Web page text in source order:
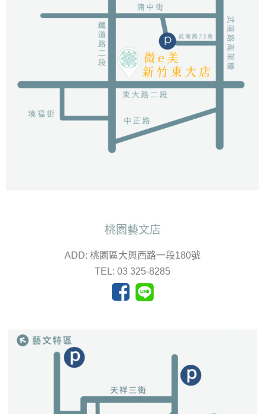
桃園藝文店
ADD: 桃園區大興西路一段180號
TEL: 03 325-8285